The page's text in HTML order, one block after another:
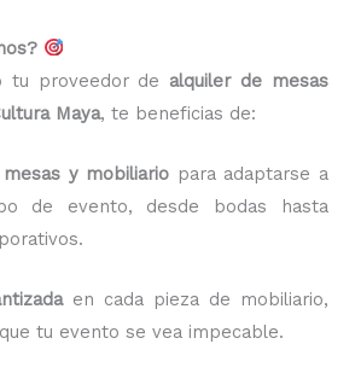
tu proveedor de alquiler de mesas
Maya, te beneficias de:
y mobiliario para adaptarse a
de evento, desde bodas hasta
en cada pieza de mobiliario,
tu evento se vea impecable.